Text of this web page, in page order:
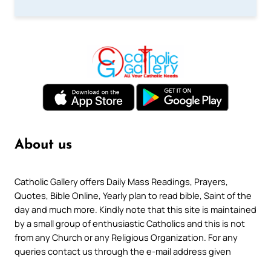
About us
Catholic Gallery offers Daily Mass Readings, Prayers,
Quotes, Bible Online, Yearly plan to read bible, Saint of the
day and much more. Kindly note that this site is maintained
by a small group of enthusiastic Catholics and this is not
from any Church or any Religious Organization. For any
queries contact us through the e-mail address given